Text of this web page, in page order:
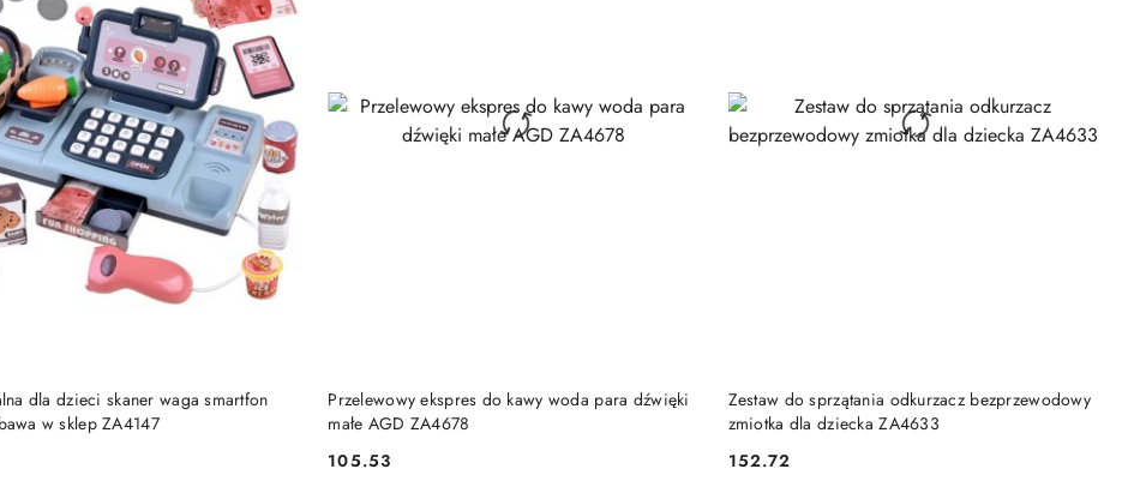
dla dzieci skaner waga smartfon
w sklep ZA4147
DO KOSZYKA
Przelewowy ekspres do kawy woda para dźwięki
małe AGD ZA4678
Cena:
105.53
DO KOSZYKA
Zestaw do sprzątania odkurzacz bezprzewodowy
zmiotka dla dziecka ZA4633
Cena:
152.72
DO KOSZYKA